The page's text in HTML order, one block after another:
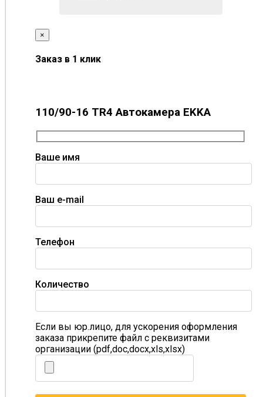
×
Заказ в 1 клик
110/90-16 TR4 Автокамера EKKA
Ваше имя
Ваш e-mail
Телефон
Количество
Если вы юр.лицо, для ускорения оформления
заказа прикрепите файл с реквизитами
организации (pdf,doc,docx,xls,xlsx)